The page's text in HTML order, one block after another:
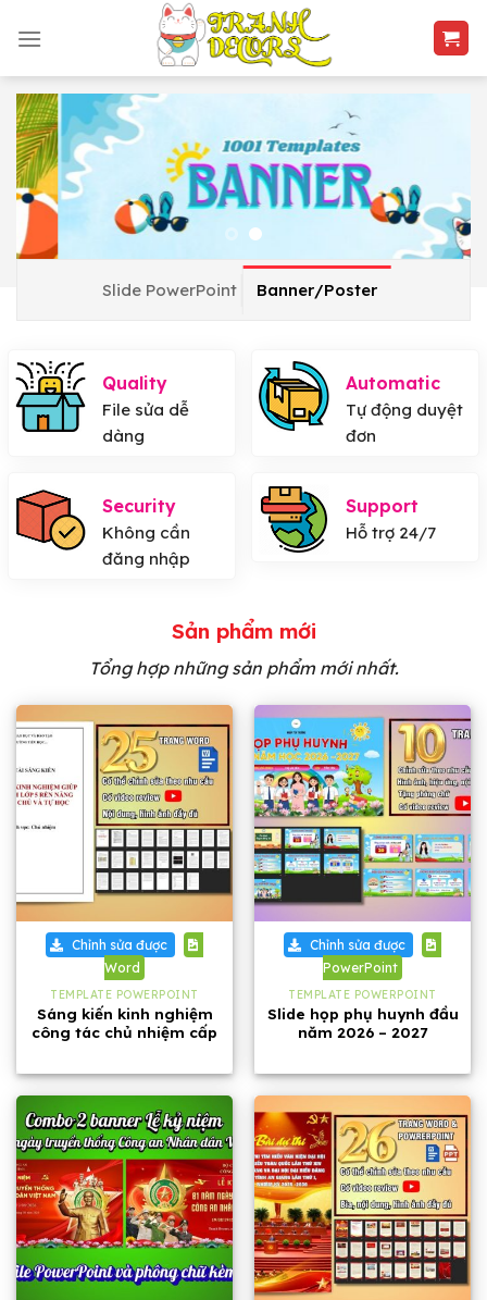
Slide PowerPoint Banner/Poster
Quality
File sửa dễ
dàng
Automatic
Tự động duyệt
đơn
Security
Không cần
đăng nhập
Support
Hỗ trợ 24/7
Sản phẩm mới
Tổng hợp những sản phẩm mới nhất.
Chỉnh sửa được
Word
TEMPLATE POWERPOINT
Sáng kiến kinh nghiệm
công tác chủ nhiệm cấp
Chỉnh sửa được
PowerPoint
TEMPLATE POWERPOINT
Slide họp phụ huynh đầu
năm 2026 – 2027